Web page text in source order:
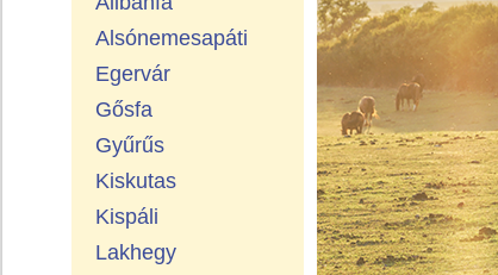
Alsónemesapáti
Egervár
Gősfa
Gyűrűs
Kiskutas
Kispáli
Lakhegy